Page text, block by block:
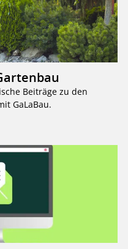
Beiträge zu den
GaLaBau.